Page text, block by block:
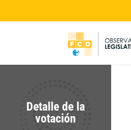
Detalle de la
votación